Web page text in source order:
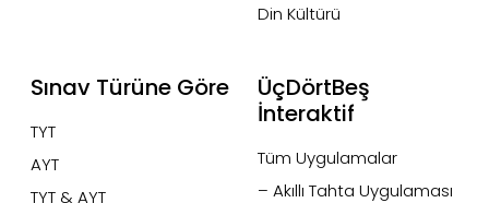
Din Kültürü
Sınav Türüne Göre
TYT
AYT
TYT & AYT
ÜçDörtBeş
İnteraktif
Tüm Uygulamalar
– Akıllı Tahta Uygulaması